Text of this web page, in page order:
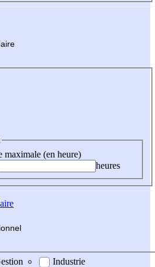
maximale (en heure)
heures
Industrie